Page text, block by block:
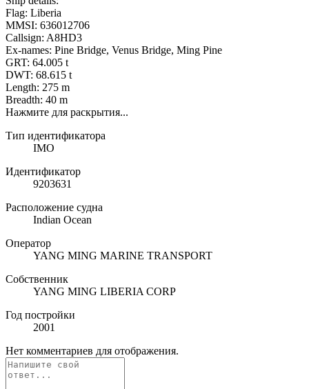
Flag: Liberia
MMSI: 636012706
Callsign: A8HD3
Ex-names: Pine Bridge, Venus Bridge, Ming Pine
GRT: 64.005 t
DWT: 68.615 t
Length: 275 m
Breadth: 40 m
Нажмите для раскрытия...
Тип идентификатора
IMO
Идентификатор
9203631
Расположение судна
Indian Ocean
Оператор
YANG MING MARINE TRANSPORT
Собственник
YANG MING LIBERIA CORP
Год постройки
2001
Нет комментариев для отображения.